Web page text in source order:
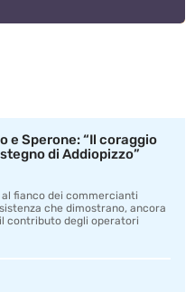
e Sperone: “Il coraggio
di Addiopizzo”
al fianco dei commercianti
che dimostrano, ancora
contributo degli operatori